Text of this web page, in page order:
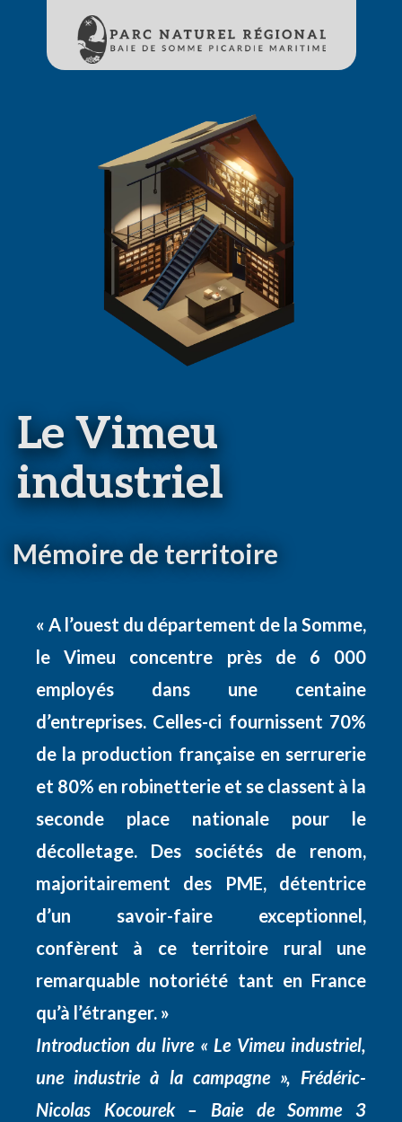
Le Vimeu
industriel
Mémoire de territoire
« A l’ouest du département de la Somme,
le Vimeu concentre près de 6 000
employés dans une centaine
d’entreprises. Celles-ci fournissent 70%
de la production française en serrurerie
et 80% en robinetterie et se classent à la
seconde place nationale pour le
décolletage. Des sociétés de renom,
majoritairement des PME, détentrice
d’un savoir-faire exceptionnel,
confèrent à ce territoire rural une
remarquable notoriété tant en France
qu’à l’étranger. »
Introduction du livre « Le Vimeu industriel,
une industrie à la campagne », Frédéric-
Nicolas Kocourek – Baie de Somme 3